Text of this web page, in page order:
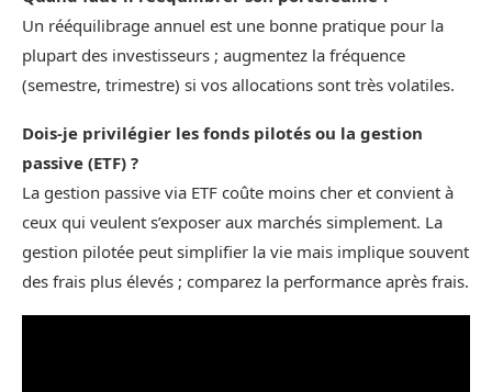
Un rééquilibrage annuel est une bonne pratique pour la
plupart des investisseurs ; augmentez la fréquence
(semestre, trimestre) si vos allocations sont très volatiles.
Dois-je privilégier les fonds pilotés ou la gestion
passive (ETF) ?
La gestion passive via ETF coûte moins cher et convient à
ceux qui veulent s’exposer aux marchés simplement. La
gestion pilotée peut simplifier la vie mais implique souvent
des frais plus élevés ; comparez la performance après frais.